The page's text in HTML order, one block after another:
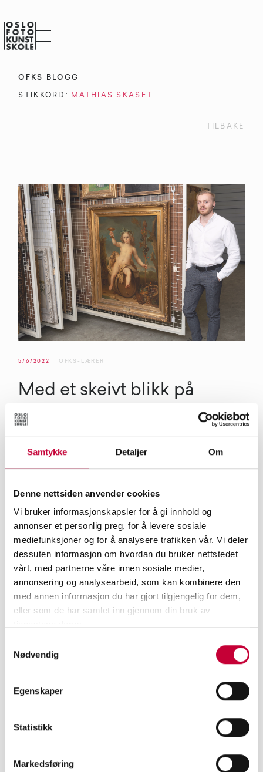
Samtykke Detaljer Om
Denne nettsiden anvender cookies
Vi bruker informasjonskapsler for å gi innhold og
annonser et personlig preg, for å levere sosiale
mediefunksjoner og for å analysere trafikken vår. Vi deler
dessuten informasjon om hvordan du bruker nettstedet
vårt, med partnerne våre innen sosiale medier,
annonsering og analysearbeid, som kan kombinere den
med annen informasjon du har gjort tilgjengelig for dem,
eller som de har samlet inn gjennom din bruk av
Nødvendig
Egenskaper
Statistikk
Markedsføring
OFKS BLOGG
STIKKORD: MATHIAS SKASET
TILBAKE
5/6/2022 OFKS-LÆRER
Med et skeivt blikk på
samlingen
KODEs samling etter kunst som tilbyr et skeivt blikk på
som kan sees ut året på museet i Bergen, og arbeidet bak